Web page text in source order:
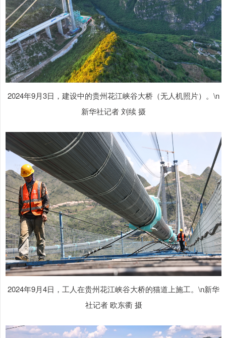
2024年9月3日，建设中的贵州花江峡谷大桥（无人机照片）。\n
新华社记者 刘续 摄
2024年9月4日，工人在贵州花江峡谷大桥的猫道上施工。\n新华
社记者 欧东衢 摄